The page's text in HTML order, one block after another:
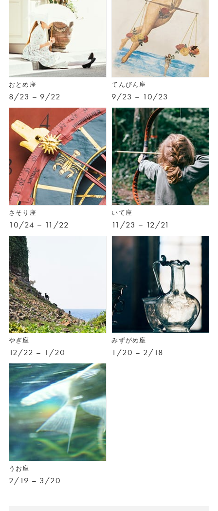
おとめ座
8/23 – 9/22
てんびん座
9/23 – 10/23
さそり座
10/24 – 11/22
いて座
11/23 – 12/21
やぎ座
12/22 – 1/20
みずがめ座
1/20 – 2/18
うお座
2/19 – 3/20